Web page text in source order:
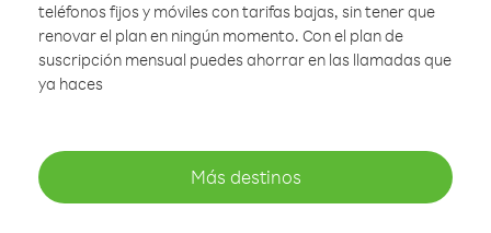
teléfonos fijos y móviles con tarifas bajas, sin tener que
renovar el plan en ningún momento. Con el plan de
suscripción mensual puedes ahorrar en las llamadas que
ya haces
Más destinos